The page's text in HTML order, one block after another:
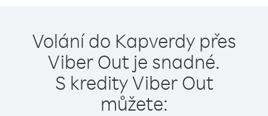
Volání do Kapverdy přes
Viber Out je snadné.
S kredity Viber Out
můžete: